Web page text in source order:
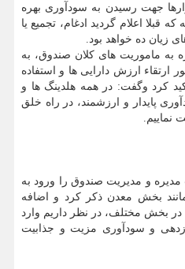
جهت رسیدن به سودآوری بهره
قبلا اعلام گردید ادغام، تجمیع یا
زیان ده خواهد بود.
به ماموریت های کلان صندوق، به
ارزش دارایی ها و استفاده
کرد وگفت: در همه هلدینگ ها و
پایدار و ارزشمند، در راه خلق
نماییم.
مدیره و مدیریت صندوق را ورود به
بخش معدن ذکر کرد و اضافه
در بخش مختلف، در نظر داریم وارد
و سودآوری مزیت و جذابیت